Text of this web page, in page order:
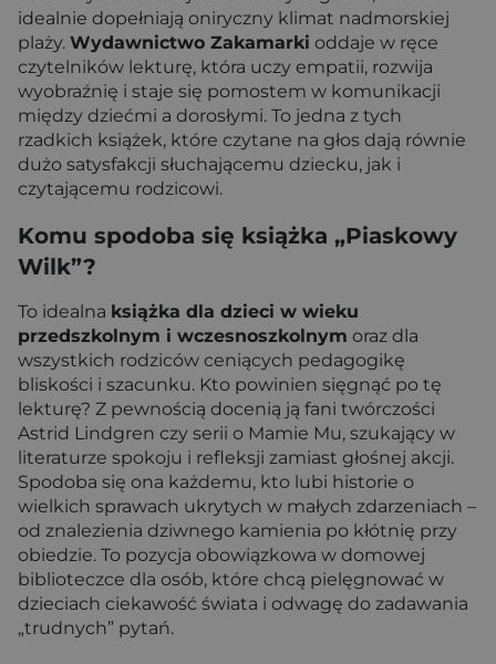
idealnie dopełniają oniryczny klimat nadmorskiej
plaży. Wydawnictwo Zakamarki oddaje w ręce
czytelników lekturę, która uczy empatii, rozwija
wyobraźnię i staje się pomostem w komunikacji
między dziećmi a dorosłymi. To jedna z tych
rzadkich książek, które czytane na głos dają równie
dużo satysfakcji słuchającemu dziecku, jak i
czytającemu rodzicowi.
Komu spodoba się książka „Piaskowy
Wilk”?
To idealna książka dla dzieci w wieku
przedszkolnym i wczesnoszkolnym oraz dla
wszystkich rodziców ceniących pedagogikę
bliskości i szacunku. Kto powinien sięgnąć po tę
lekturę? Z pewnością docenią ją fani twórczości
Astrid Lindgren czy serii o Mamie Mu, szukający w
literaturze spokoju i refleksji zamiast głośnej akcji.
Spodoba się ona każdemu, kto lubi historie o
wielkich sprawach ukrytych w małych zdarzeniach –
od znalezienia dziwnego kamienia po kłótnię przy
obiedzie. To pozycja obowiązkowa w domowej
biblioteczce dla osób, które chcą pielęgnować w
dzieciach ciekawość świata i odwagę do zadawania
„trudnych” pytań.